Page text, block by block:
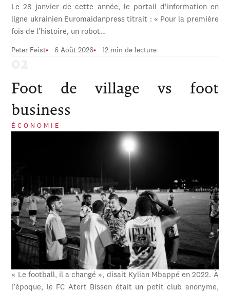
Le 28 janvier de cette année, le portail d'information en
ligne ukrainien Euromaidanpress titrait : « Pour la première
fois de l'histoire, un robot…
Peter Feist 6 Août 2026 12 min de lecture
Foot de village vs foot
business
ÉCONOMIE
« Le football, il a changé », disait Kylian Mbappé en 2022. À
l’époque, le FC Atert Bissen était un petit club anonyme,